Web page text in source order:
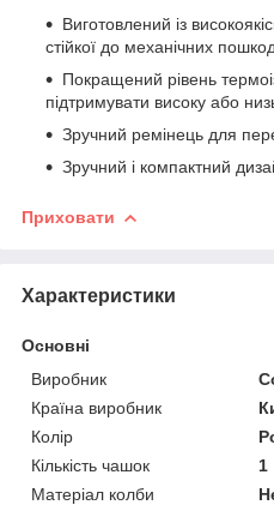
Виготовлений із
стійкої до механічних
Покращений рівень
підтримувати високу або
Зручний ремінець для
Зручний і компактний
Приховати
Характеристики
Основні
Виробник
Країна виробник
Колір
Кількість чашок
1
Матеріал колби